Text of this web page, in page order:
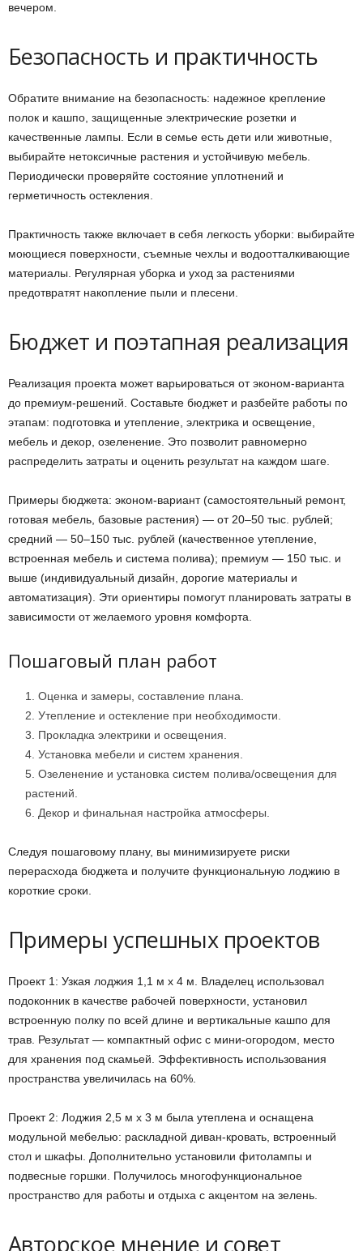
вечером.
Безопасность и практичность
Обратите внимание на безопасность: надежное крепление
полок и кашпо, защищенные электрические розетки и
качественные лампы. Если в семье есть дети или животные,
выбирайте нетоксичные растения и устойчивую мебель.
Периодически проверяйте состояние уплотнений и
герметичность остекления.
Практичность также включает в себя легкость уборки: выбирайте
моющиеся поверхности, съемные чехлы и водоотталкивающие
материалы. Регулярная уборка и уход за растениями
предотвратят накопление пыли и плесени.
Бюджет и поэтапная реализация
Реализация проекта может варьироваться от эконом-варианта
до премиум-решений. Составьте бюджет и разбейте работы по
этапам: подготовка и утепление, электрика и освещение,
мебель и декор, озеленение. Это позволит равномерно
распределить затраты и оценить результат на каждом шаге.
Примеры бюджета: эконом-вариант (самостоятельный ремонт,
готовая мебель, базовые растения) — от 20–50 тыс. рублей;
средний — 50–150 тыс. рублей (качественное утепление,
встроенная мебель и система полива); премиум — 150 тыс. и
выше (индивидуальный дизайн, дорогие материалы и
автоматизация). Эти ориентиры помогут планировать затраты в
зависимости от желаемого уровня комфорта.
Пошаговый план работ
Оценка и замеры, составление плана.
Утепление и остекление при необходимости.
Прокладка электрики и освещения.
Установка мебели и систем хранения.
Озеленение и установка систем полива/освещения для
растений.
Декор и финальная настройка атмосферы.
Следуя пошаговому плану, вы минимизируете риски
перерасхода бюджета и получите функциональную лоджию в
короткие сроки.
Примеры успешных проектов
Проект 1: Узкая лоджия 1,1 м x 4 м. Владелец использовал
подоконник в качестве рабочей поверхности, установил
встроенную полку по всей длине и вертикальные кашпо для
трав. Результат — компактный офис с мини-огородом, место
для хранения под скамьей. Эффективность использования
пространства увеличилась на 60%.
Проект 2: Лоджия 2,5 м x 3 м была утеплена и оснащена
модульной мебелью: раскладной диван-кровать, встроенный
стол и шкафы. Дополнительно установили фитолампы и
подвесные горшки. Получилось многофункциональное
пространство для работы и отдыха с акцентом на зелень.
Авторское мнение и совет